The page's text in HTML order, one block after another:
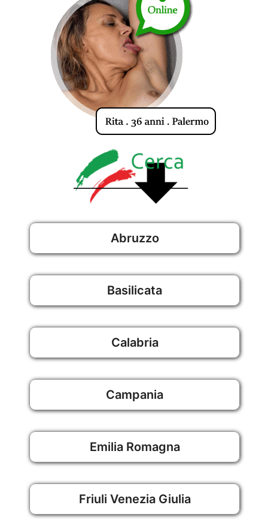
Abruzzo
Basilicata
Calabria
Campania
Emilia Romagna
Friuli Venezia Giulia